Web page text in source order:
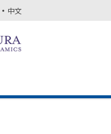
中文